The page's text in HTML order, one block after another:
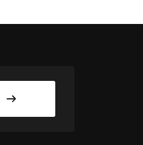
arrow_right_alt